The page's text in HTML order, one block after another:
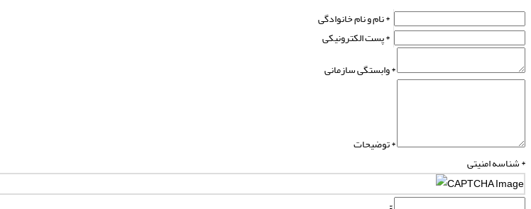
نام و نام خانوادگی *
پست الکترونیکی *
وابستگی سازمانی *
توضیحات *
شناسه امنیتی *